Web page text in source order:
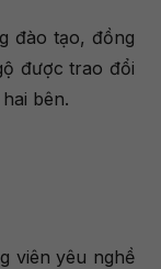
đào tạo, đồng
được trao đổi
bên.
viên yêu nghề